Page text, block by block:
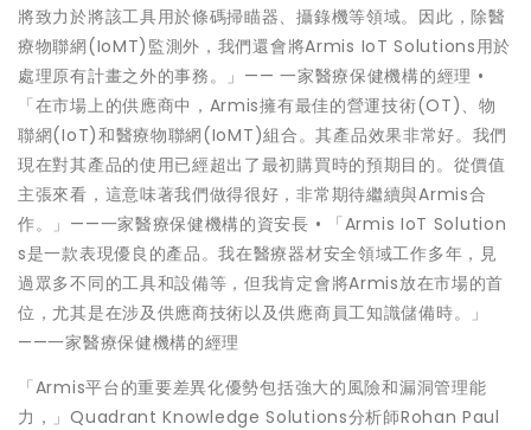
將致力於將該工具用於條碼掃瞄器、攝錄機等領域。因此，除醫
療物聯網(IoMT)監測外，我們還會將Armis IoT Solutions用於
處理原有計畫之外的事務。」—— 一家醫療保健機構的經理 •
「在市場上的供應商中，Armis擁有最佳的營運技術(OT)、物
聯網(IoT)和醫療物聯網(IoMT)組合。其產品效果非常好。我們
現在對其產品的使用已經超出了最初購買時的預期目的。從價值
主張來看，這意味著我們做得很好，非常期待繼續與Armis合
作。」——一家醫療保健機構的資安長 • 「Armis IoT Solution
s是一款表現優良的產品。我在醫療器材安全領域工作多年，見
過眾多不同的工具和設備等，但我肯定會將Armis放在市場的首
位，尤其是在涉及供應商技術以及供應商員工知識儲備時。」
——一家醫療保健機構的經理
「Armis平台的重要差異化優勢包括強大的風險和漏洞管理能
力，」Quadrant Knowledge Solutions分析師Rohan Paul